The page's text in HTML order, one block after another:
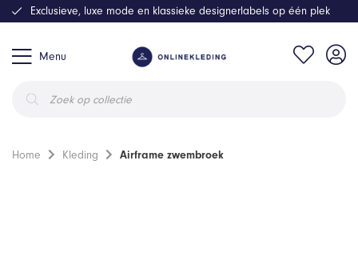
Menu
zoeken
Exclusieve, luxe mode en klassieke designerlabels op één plek
Home Kleding Airframe zwembroek